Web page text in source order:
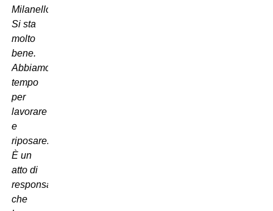
Milanello.
Si sta
molto
bene.
Abbiamo
tempo
per
lavorare
e
riposare.
È un
atto di
responsabilità
che